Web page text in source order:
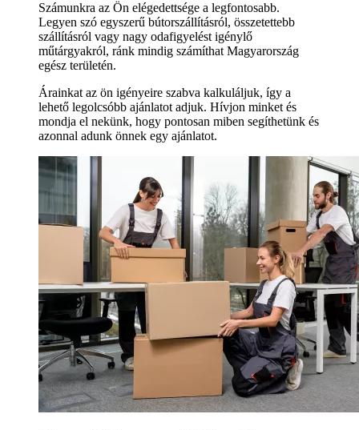
Számunkra az Ön elégedettsége a legfontosabb.
Legyen szó egyszerű bútorszállításról, összetettebb
szállításról vagy nagy odafigyelést igénylő
műtárgyakról, ránk mindig számíthat Magyarország
egész területén.
Árainkat az ön igényeire szabva kalkuláljuk, így a
lehető legolcsóbb ajánlatot adjuk. Hívjon minket és
mondja el nekünk, hogy pontosan miben segíthetünk és
azonnal adunk önnek egy ajánlatot.